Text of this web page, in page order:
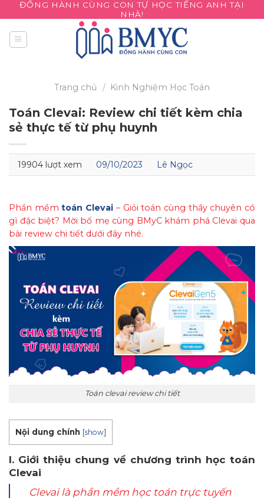
to
content
ĐỒNG HÀNH CÙNG CON TỰ HỌC TIẾNG ANH TẠI
NHÀ!
Trang chủ / Kinh Nghiệm Học Toán
Toán Clevai: Review chi tiết kèm chia
sẻ thực tế từ phụ huynh
19904 lượt xem 09/10/2023 Lê Ngọc
Phần mềmtoán Clevai – Giỏi toán cùng thầy chuyên có
gì đặc biệt? Mời bố mẹ cùng BMyC khám phá Clevai qua
bài review chi tiết dưới đây nhé.
Toán clevai review chi tiết
Nội dung chính [show]
I. Giới thiệu chung về chương trình học toán
Clevai
Clevai là phần mềm học toán trực tuyến